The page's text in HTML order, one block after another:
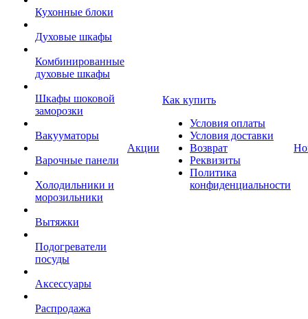
Кухонные блоки
Духовые шкафы
Комбинированные
духовые шкафы
Шкафы шоковой
заморозки
Вакууматоры
Варочные панели
Холодильники и
морозильники
Вытяжки
Подогреватели
посуды
Аксессуары
Распродажа
Акции
Как купить
Условия оплаты
Условия доставки
Возврат
Реквизиты
Политика
конфиденциальности